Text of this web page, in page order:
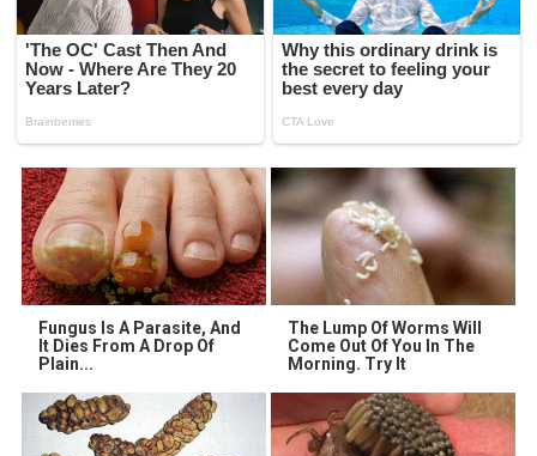
Fungus Is A Parasite, And
It Dies From A Drop Of
Plain...
The Lump Of Worms Will
Come Out Of You In The
Morning. Try It